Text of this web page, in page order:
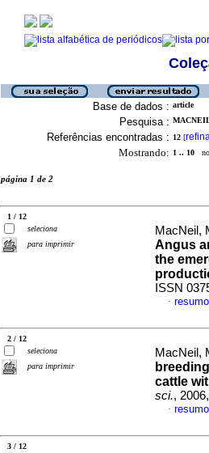
Base de dados : article
Pesquisa :
Referências encontradas : 12 [
Mostrando: 1 .. 10
página 1 de 2
1 / 12
seleciona
para imprimir
MacNeil,
Angus
the
ISSN
·
2 / 12
seleciona
para imprimir
MacNeil,
cattle
sci.,
·
3 / 12